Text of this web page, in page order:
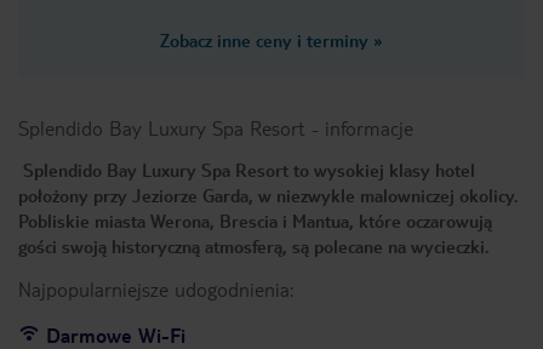
Zobacz inne ceny i terminy »
Splendido Bay Luxury Spa Resort - informacje
Splendido Bay Luxury Spa Resort to wysokiej klasy hotel
położony przy Jeziorze Garda, w niezwykle malowniczej okolicy.
Pobliskie miasta Werona, Brescia i Mantua, które oczarowują
gości swoją historyczną atmosferą, są polecane na wycieczki.
Najpopularniejsze udogodnienia:
Darmowe Wi-Fi